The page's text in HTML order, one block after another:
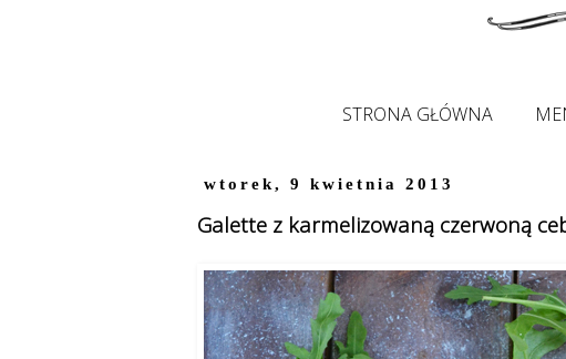
STRONA GŁÓWNA
wtorek, 9 kwietnia 2013
Galette z karmelizowaną czerwoną